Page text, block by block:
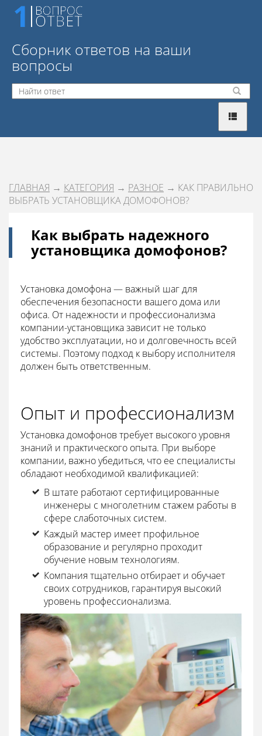
Сборник ответов на ваши
вопросы
ГЛАВНАЯ → КАТЕГОРИЯ → РАЗНОЕ → КАК ПРАВИЛЬНО
ВЫБРАТЬ УСТАНОВЩИКА ДОМОФОНОВ?
Как выбрать надежного
установщика домофонов?
Установка домофона — важный шаг для
обеспечения безопасности вашего дома или
офиса. От надежности и профессионализма
компании-установщика зависит не только
удобство эксплуатации, но и долговечность всей
системы. Поэтому подход к выбору исполнителя
должен быть ответственным.
Опыт и профессионализм
Установка домофонов требует высокого уровня
знаний и практического опыта. При выборе
компании, важно убедиться, что ее специалисты
обладают необходимой квалификацией:
В штате работают сертифицированные
инженеры с многолетним стажем работы в
сфере слаботочных систем.
Каждый мастер имеет профильное
образование и регулярно проходит
обучение новым технологиям.
Компания тщательно отбирает и обучает
своих сотрудников, гарантируя высокий
уровень профессионализма.